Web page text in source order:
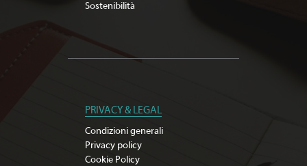
Sostenibilità
PRIVACY & LEGAL
Condizioni generali
Privacy policy
Cookie Policy